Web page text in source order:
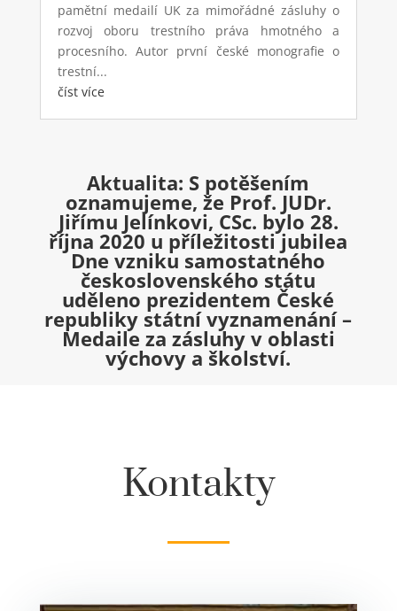
pamětní medailí UK za mimořádné zásluhy o
rozvoj oboru trestního práva hmotného a
procesního. Autor první české monografie o
trestní...
číst více
Aktualita: S potěšením
oznamujeme, že Prof. JUDr.
Jiřímu Jelínkovi, CSc. bylo 28.
října 2020 u příležitosti jubilea
Dne vzniku samostatného
československého státu
uděleno prezidentem České
republiky státní vyznamenání –
Medaile za zásluhy v oblasti
výchovy a školství.
Kontakty